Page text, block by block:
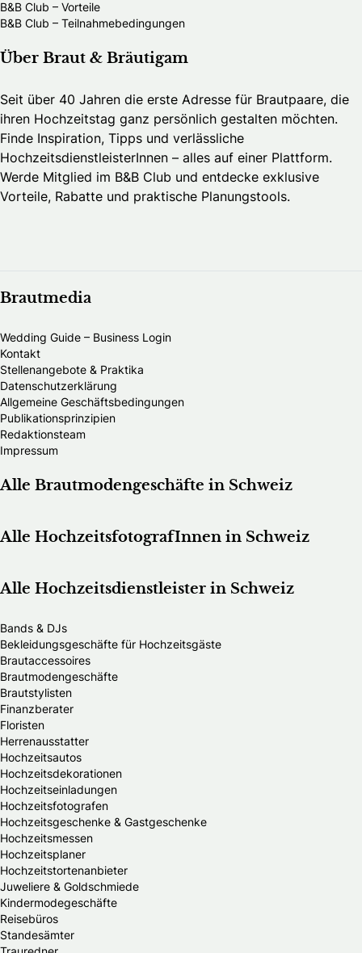
B&B Club – Vorteile
B&B Club – Teilnahmebedingungen
Über Braut & Bräutigam
Seit über 40 Jahren die erste Adresse für Brautpaare, die
ihren Hochzeitstag ganz persönlich gestalten möchten.
Finde Inspiration, Tipps und verlässliche
HochzeitsdienstleisterInnen – alles auf einer Plattform.
Werde Mitglied im B&B Club und entdecke exklusive
Vorteile, Rabatte und praktische Planungstools.
Brautmedia
Wedding Guide – Business Login
Kontakt
Stellenangebote & Praktika
Datenschutzerklärung
Allgemeine Geschäftsbedingungen
Publikationsprinzipien
Redaktionsteam
Impressum
Alle Brautmodengeschäfte in Schweiz
Alle HochzeitsfotografInnen in Schweiz
Alle Hochzeitsdienstleister in Schweiz
Bands & DJs
Bekleidungsgeschäfte für Hochzeitsgäste
Brautaccessoires
Brautmodengeschäfte
Brautstylisten
Finanzberater
Floristen
Herrenausstatter
Hochzeitsautos
Hochzeitsdekorationen
Hochzeitseinladungen
Hochzeitsfotografen
Hochzeitsgeschenke & Gastgeschenke
Hochzeitsmessen
Hochzeitsplaner
Hochzeitstortenanbieter
Juweliere & Goldschmiede
Kindermodegeschäfte
Reisebüros
Standesämter